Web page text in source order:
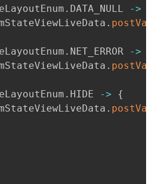
. DATA_NULL ->
.
. NET_ERROR ->
.
. HIDE ->
{
.